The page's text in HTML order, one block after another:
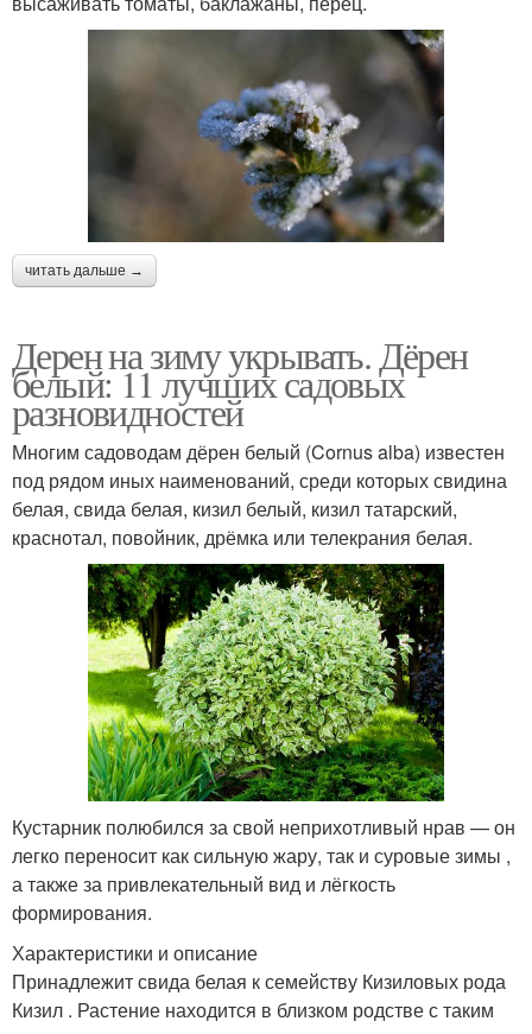
читать дальше →
Дерен на зиму укрывать. Дёрен
белый: 11 лучших садовых
разновидностей
Многим садоводам дёрен белый (Cornus alba) известен
под рядом иных наименований, среди которых свидина
белая, свида белая, кизил белый, кизил татарский,
краснотал, повойник, дрёмка или телекрания белая.
Кустарник полюбился за свой неприхотливый нрав — он
легко переносит как сильную жару, так и суровые зимы ,
а также за привлекательный вид и лёгкость
формирования.
Характеристики и описание
Принадлежит свида белая к семейству Кизиловых рода
Кизил . Растение находится в близком родстве с таким